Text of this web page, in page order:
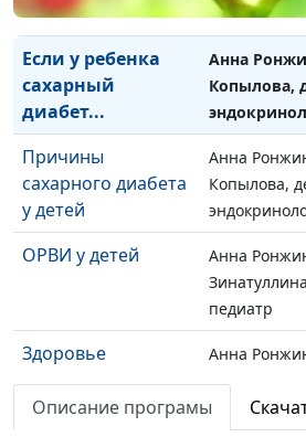
Если у ребенка
сахарный
диабет...
Анна
Копылова,
Причины
сахарного диабета
у детей
Анна
Копылова,
ОРВИ у детей
Анна
педиатр
Здоровье
школьника
Анна
педиатр
Описание програмы